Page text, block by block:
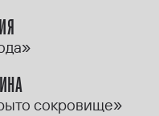
сокровище»